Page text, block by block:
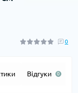
0
Відгуки 0